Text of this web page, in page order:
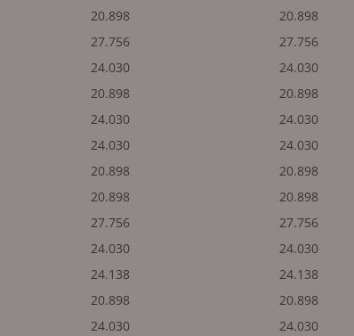
20.898
20.898
27.756
27.756
24.030
24.030
20.898
20.898
24.030
24.030
24.030
24.030
20.898
20.898
20.898
20.898
27.756
27.756
24.030
24.030
24.138
24.138
20.898
20.898
24.030
24.030